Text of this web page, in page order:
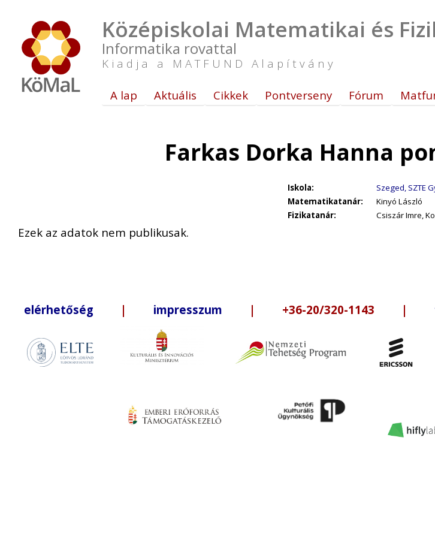
Középiskolai Matematikai és
Informatika rovattal
Kiadja a MATFUND Alapítvány
A lap Aktuális Cikkek Pontverseny Fórum
Farkas Dorka Hanna
Iskola: Szeged, SZTE
Matematikatanár:
Kinyó László
Fizikatanár:
Csiszár Imre,
Ezek az adatok nem publikusak.
elérhetőség | impresszum | +36-20/320-1143 |